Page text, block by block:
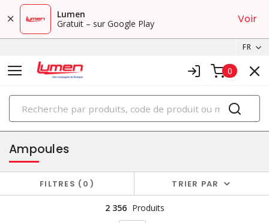
Lumen
Gratuit – sur Google Play
Voir
FR
0
PRODUITS
éclairage
Ampoules
FILTRES 0 TRIER PAR
2 356 Produits